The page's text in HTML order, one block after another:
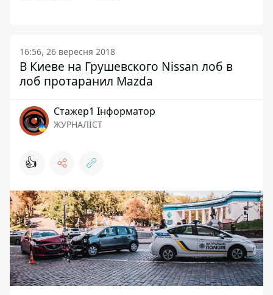
16:56, 26 вересня 2018
В Киеве на Грушевского Nissan лоб в
лоб протаранил Mazda
Стажер1 Інформатор
ЖУРНАЛІСТ
👍